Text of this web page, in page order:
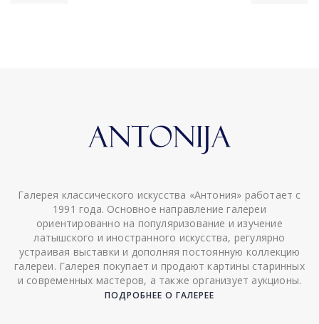
Галерея классического искусства «Антония» работает с
1991 года. Основное направление галереи
ориентированно на популяризование и изучение
латышского и иностранного искусства, регулярно
устраивая выставки и дополняя постоянную коллекцию
галереи. Галерея покупает и продают картины старинных
и современных мастеров, а также организует аукционы.
ПОДРОБНЕЕ О ГАЛЕРЕЕ